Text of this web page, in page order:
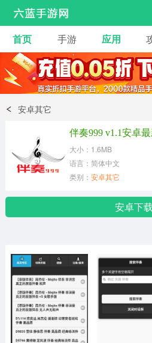
安卓手游
热门手游 角色扮演
动作射击
冒险解谜
首页 手游 应用
安卓其它
伴奏999 v1.1安卓
大小：1.6MB
语言：简体中文
类别： 安卓其它
安卓下载